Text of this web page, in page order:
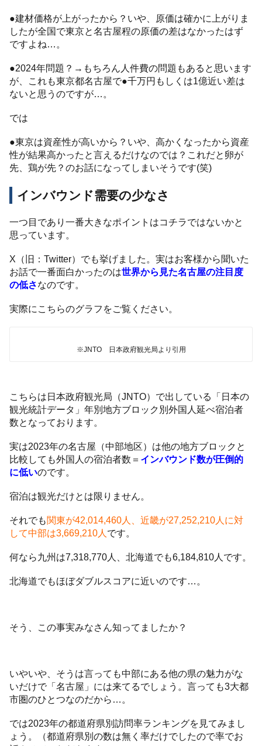
●建材価格が上がったから？いや、原価は確かに上がりま
したが全国で東京と名古屋程の原価の差はなかったはず
ですよね…。
●2024年問題？→もちろん人件費の問題もあると思います
が、これも東京都名古屋で●千万円もしくは1億近い差は
ないと思うのですが…。
では
●東京は資産性が高いから？いや、高かくなったから資産
性が結果高かったと言えるだけなのでは？これだと卵が
先、鶏が先？のお話になってしまいそうです(笑)
インバウンド需要の少なさ
一つ目であり一番大きなポイントはコチラではないかと
思っています。
X（旧：Twitter）でも挙げました。実はお客様から聞いた
お話で一番面白かったのは世界から見た名古屋の注目度
の低さなのです。
実際にこちらのグラフをご覧ください。
※JNTO 日本政府観光局より引用
こちらは日本政府観光局（JNTO）で出している「日本の
観光統計データ」年別地方ブロック別外国人延べ宿泊者
数となっております。
実は2023年の名古屋（中部地区）は他の地方ブロックと
比較しても外国人の宿泊者数＝ インバウンド数が圧倒的
に低いのです。
宿泊は観光だけとは限りません。
それでも関東が42,014,460人、近畿が27,252,210人に対
して中部は3,669,210人 です。
何なら九州は7,318,770人、北海道でも6,184,810人です。
北海道でもほぼダブルスコアに近いのです…。
そう、この事実みなさん知ってましたか？
いやいや、そうは言っても中部にある他の県の魅力がな
いだけで「名古屋」には来てるでしょう。言っても3大都
市圏のひとつなのだから…。
では2023年の都道府県別訪問率ランキングを見てみまし
ょう。（都道府県別の数は無く率だけでしたので率でお